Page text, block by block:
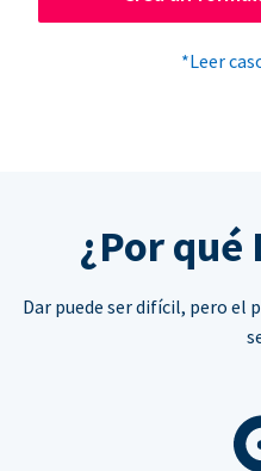
*Leer
¿Por qué
Dar puede ser difícil, pero el